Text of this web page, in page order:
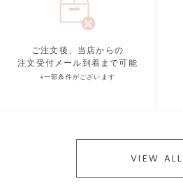
ご注文後、当店からの
注文受付メール到着まで可能
※一部条件がございます
VIEW ALL